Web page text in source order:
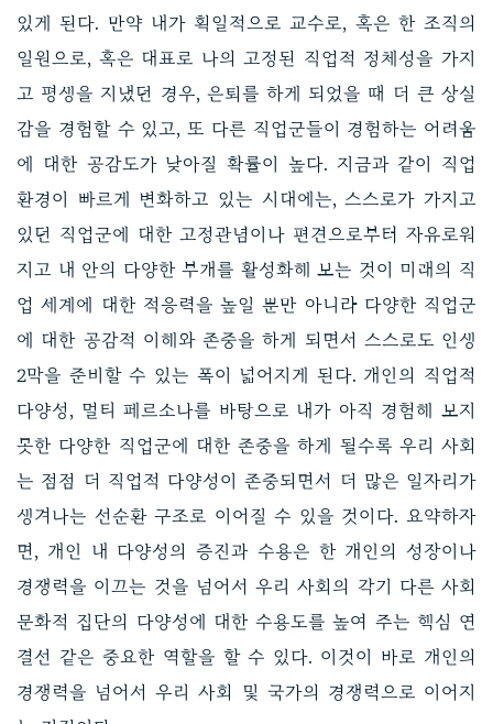
있게 된다. 만약 내가 획일적으로 교수로, 혹은 한 조직의
일원으로, 혹은 대표로 나의 고정된 직업적 정체성을 가지
고 평생을 지냈던 경우, 은퇴를 하게 되었을 때 더 큰 상실
감을 경험할 수 있고, 또 다른 직업군들이 경험하는 어려움
에 대한 공감도가 낮아질 확률이 높다. 지금과 같이 직업
환경이 빠르게 변화하고 있는 시대에는, 스스로가 가지고
있던 직업군에 대한 고정관념이나 편견으로부터 자유로워
지고 내 안의 다양한 부캐를 활성화해 보는 것이 미래의 직
업 세계에 대한 적응력을 높일 뿐만 아니라 다양한 직업군
에 대한 공감적 이해와 존중을 하게 되면서 스스로도 인생
2막을 준비할 수 있는 폭이 넓어지게 된다. 개인의 직업적
다양성, 멀티 페르소나를 바탕으로 내가 아직 경험해 보지
못한 다양한 직업군에 대한 존중을 하게 될수록 우리 사회
는 점점 더 직업적 다양성이 존중되면서 더 많은 일자리가
생겨나는 선순환 구조로 이어질 수 있을 것이다. 요약하자
면, 개인 내 다양성의 증진과 수용은 한 개인의 성장이나
경쟁력을 이끄는 것을 넘어서 우리 사회의 각기 다른 사회
문화적 집단의 다양성에 대한 수용도를 높여 주는 핵심 연
결선 같은 중요한 역할을 할 수 있다. 이것이 바로 개인의
경쟁력을 넘어서 우리 사회 및 국가의 경쟁력으로 이어지